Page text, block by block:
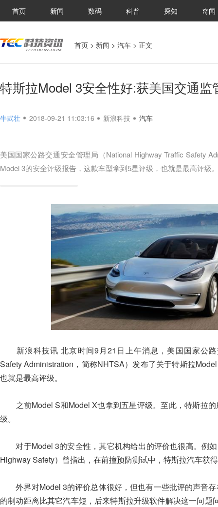
首页 新闻 数码 科普 探知 奇闻
首页 > 新闻 > 汽车 > 正文
特斯拉Model 3安全性好:获美国交通监
牛弎壮 2018-09-21 11:03:16 新浪科技 汽车
美国国家公路交通安全管理局（National Highway Traffic Safety
Model 3的安全评级报告，这款车型拿到5星评级，也就是最高评级
新浪科技讯 北京时间9月21日上午消息，美国国家公路
Safety Administration，简称NHTSA）发布了关于特斯拉
也就是最高评级。
之前Model S和Model X也拿到五星评级。至此，特斯拉的
级。
对于Model 3的安全性，其它机构给出的评价也很高。例如
Highway Safety）曾指出，在前撞预防测试中，特斯拉汽车获
外界对Model 3的评价总体很好，但也有一些批评的声音存
的制动距离比其它汽车短，后来特斯拉升级软件解决这一问